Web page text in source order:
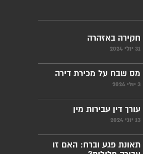
חקירה באזהרה
31 יולי 2024
מס שבח על מכירת דירה
3 יולי 2024
עורך דין עבירות מין
13 יוני 2024
תאונת פגע וברח: האם זו